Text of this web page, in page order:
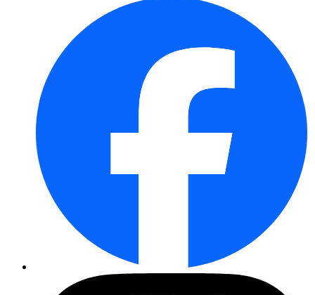
Wunderbaum Impala
Basilikum rotblättrig
Dill Blattreicher
Rucola Salatrauke - Saatscheib ...
Pflücksalat Fitness Mix - Saat ...
Topfdill Ella - Saatscheiben